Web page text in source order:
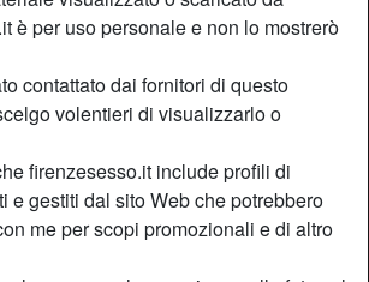
è per uso personale e non lo mostrerò
contattato dai fornitori di questo
volentieri di visualizzarlo o
firenzesesso.it include profili di
e gestiti dal sito Web che potrebbero
me per scopi promozionali e di altro
SvagatamenteEmma